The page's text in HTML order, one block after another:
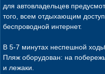
для автовладельцев
того, всем отдыхающим
беспроводной интернет.
В 5-7 минутах неспешной
Пляж оборудован: на
и лежаки.